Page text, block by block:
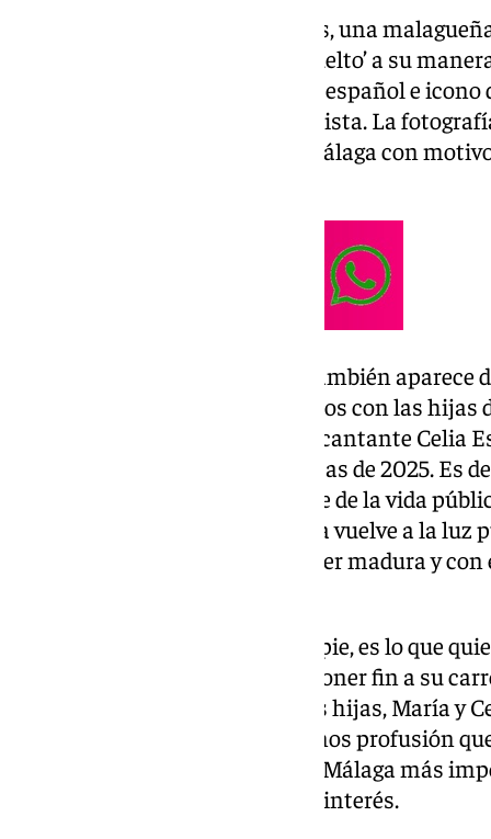
Eso sí, la inolvidable Pepa Flores, una
pantalla y los escenarios, ha ‘vuelto’ a su
que fuera niña prodigio del cine español e
sonriendo en la foto junto al artista. La
las redes es un chiringuito de Málaga con
En el vídeo de antes, en el que también
Alborán sale cantando villancicos con las hijas
cumpleañera María Esteve y la cantante Celia
distendido y familiar a las puertas de 2025. Es
decidió hace 40 años marcharse de la vida
ni en círculos de famosos, ahora vuelve a la luz
sociales que muestran una mujer madura y
«Ahora soy una ciudadana de a pie, es lo que
Flores en 1985 cuando decidió poner fin a su
el camino expedito para sus dos hijas, María y
en el estrellato aunque con menos profusión
Marisol es una de las figuras de Málaga más
cualquier aparición suya causa interés.